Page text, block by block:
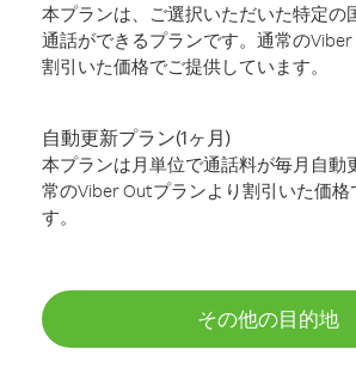
本プランは、ご選択いただいた特定の
通話ができるプランです。通常の
割引いた価格でご提供しています。
自動更新プラン(1ヶ月)
本プランは月単位で通話料が毎月自動
常のViber Outプランより割引いた価格
す。
その他の目的地